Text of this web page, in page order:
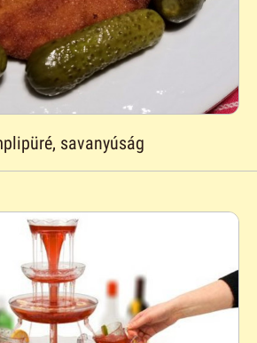
savanyúság